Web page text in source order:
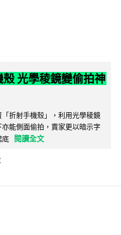
光學稜鏡變偷拍神
折射手機殼」，利用光學稜鏡
能側面偷拍，賣家更以暗示字
底 閱讀全文